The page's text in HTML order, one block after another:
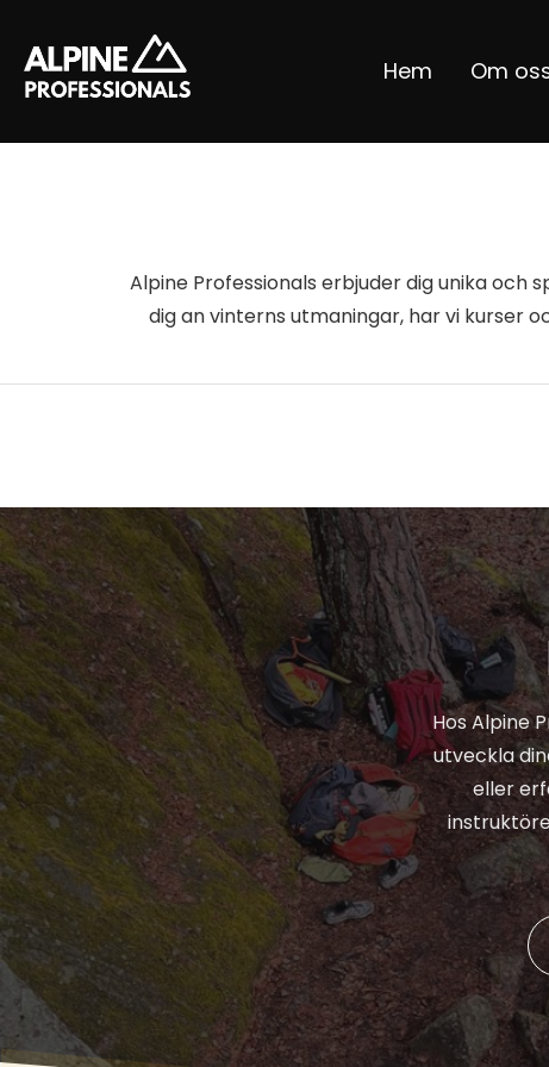
Hem Om
Alpine Professionals erbjuder dig unika
dig an vinterns utmaningar, har vi kurser
Hos Alpine
utveckla
eller